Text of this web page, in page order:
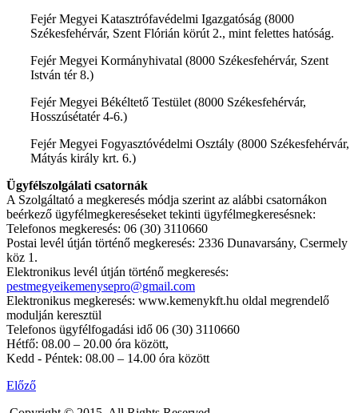
Fejér Megyei Katasztrófavédelmi Igazgatóság (8000
Székesfehérvár, Szent Flórián körút 2., mint felettes hatóság.
Fejér Megyei Kormányhivatal (8000 Székesfehérvár, Szent
István tér 8.)
Fejér Megyei Békéltető Testület (8000 Székesfehérvár,
Hosszúsétatér 4-6.)
Fejér Megyei Fogyasztóvédelmi Osztály (8000 Székesfehérvár,
Mátyás király krt. 6.)
Ügyfélszolgálati csatornák
A Szolgáltató a megkeresés módja szerint az alábbi csatornákon
beérkező ügyfélmegkereséseket tekinti ügyfélmegkeresésnek:
Telefonos megkeresés: 06 (30) 3110660
Postai levél útján történő megkeresés: 2336 Dunavarsány, Csermely
köz 1.
Elektronikus levél útján történő megkeresés:
pestmegyeikemenysepro@gmail.com
Elektronikus megkeresés: www.kemenykft.hu oldal megrendelő
modulján keresztül
Telefonos ügyfélfogadási idő 06 (30) 3110660
Hétfő: 08.00 – 20.00 óra között,
Kedd - Péntek: 08.00 – 14.00 óra között
Előző